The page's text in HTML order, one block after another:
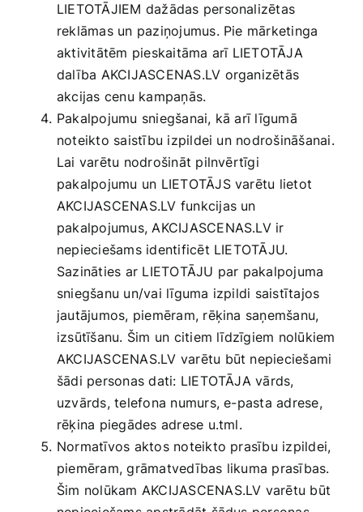
LIETOTĀJIEM dažādas personalizētas
reklāmas un paziņojumus. Pie mārketinga
aktivitātēm pieskaitāma arī LIETOTĀJA
dalība AKCIJASCENAS.LV organizētās
akcijas cenu kampaņās.
Pakalpojumu sniegšanai, kā arī līgumā
noteikto saistību izpildei un nodrošināšanai.
Lai varētu nodrošināt pilnvērtīgi
pakalpojumu un LIETOTĀJS varētu lietot
AKCIJASCENAS.LV funkcijas un
pakalpojumus, AKCIJASCENAS.LV ir
nepieciešams identificēt LIETOTĀJU.
Sazināties ar LIETOTĀJU par pakalpojuma
sniegšanu un/vai līguma izpildi saistītajos
jautājumos, piemēram, rēķina saņemšanu,
izsūtīšanu. Šim un citiem līdzīgiem nolūkiem
AKCIJASCENAS.LV varētu būt nepieciešami
šādi personas dati: LIETOTĀJA vārds,
uzvārds, telefona numurs, e-pasta adrese,
rēķina piegādes adrese u.tml.
Normatīvos aktos noteikto prasību izpildei,
piemēram, grāmatvedības likuma prasības.
Šim nolūkam AKCIJASCENAS.LV varētu būt